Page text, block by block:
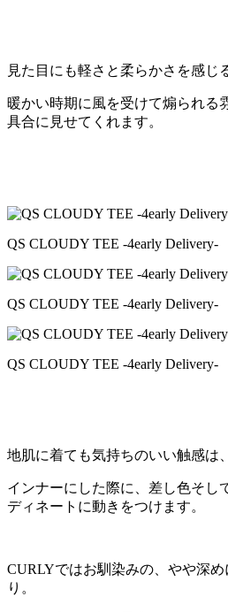
見た目にも軽さと柔らかさを感じ
暖かい時期に風を受けて煽られる
具合に見せてくれます。
QS CLOUDY TEE -4early Delivery-
QS CLOUDY TEE -4early Delivery-
QS CLOUDY TEE -4early Delivery-
地肌に着ても気持ちのいい触感は、
インナーにした際に、差し色そし
ディネートに動きをつけます。
CURLYではお馴染みの、やや深
り。